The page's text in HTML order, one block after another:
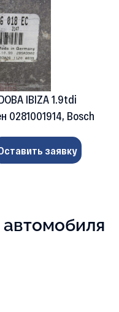
IBIZA 1.9tdi
0281001914, Bosch
заявку